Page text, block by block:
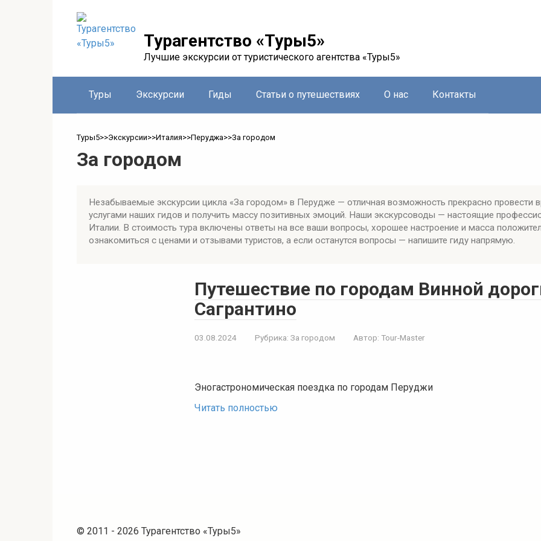
Турагентство «Туры5»
Лучшие экскурсии от туристического агентства «Туры5»
Туры Экскурсии Гиды Статьи о путешествиях О нас Контакты
Туры5>>Экскурсии>>Италия>>Перуджа>>За городом
За городом
Незабываемые экскурсии цикла «За городом» в Перудже — отличная возможность прекрасно провести
услугами наших гидов и получить массу позитивных эмоций. Наши экскурсоводы — настоящие
Италии. В стоимость тура включены ответы на все ваши вопросы, хорошее настроение и масса
ознакомиться с ценами и отзывами туристов, а если останутся вопросы — напишите гиду напрямую.
Путешествие по городам Винной
Сагрантино
03.08.2024 Рубрика: За городом Автор: Tour-Master
Эногастрономическая поездка по городам Перуджи
Читать полностью
© 2011 - 2026 Турагентство «Туры5»